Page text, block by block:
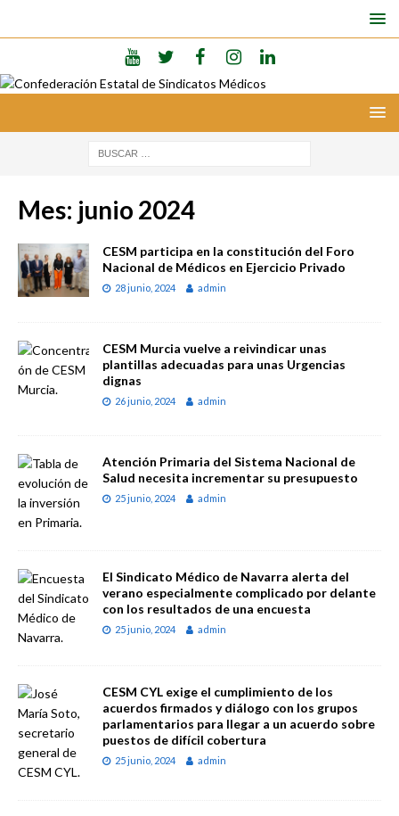
Mes: junio 2024
CESM participa en la constitución del Foro
Nacional de Médicos en Ejercicio Privado
28 junio, 2024 admin
CESM Murcia vuelve a reivindicar unas
plantillas adecuadas para unas Urgencias
dignas
26 junio, 2024 admin
Atención Primaria del Sistema Nacional de
Salud necesita incrementar su presupuesto
25 junio, 2024 admin
El Sindicato Médico de Navarra alerta del
verano especialmente complicado por delante
con los resultados de una encuesta
25 junio, 2024 admin
CESM CYL exige el cumplimiento de los
acuerdos firmados y diálogo con los grupos
parlamentarios para llegar a un acuerdo sobre
puestos de difícil cobertura
25 junio, 2024 admin